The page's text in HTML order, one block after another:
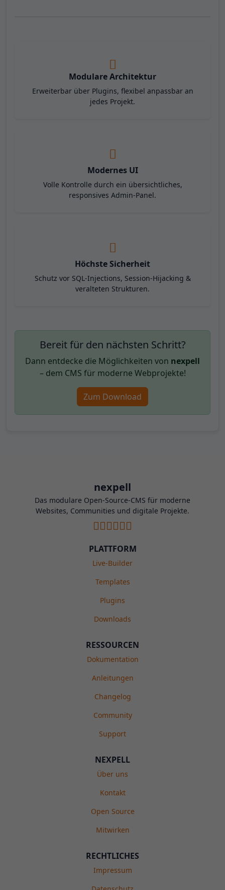
Modulare Architektur
Erweiterbar über Plugins, flexibel anpassbar an
jedes Projekt.
Modernes UI
Volle Kontrolle durch ein übersichtliches,
responsives Admin-Panel.
Höchste Sicherheit
Schutz vor SQL-Injections, Session-Hijacking &
veralteten Strukturen.
Bereit für den nächsten Schritt?
Dann entdecke die Möglichkeiten von nexpell
– dem CMS für moderne Webprojekte!
Zum Download
nexpell
Das modulare Open-Source-CMS für moderne
Websites, Communities und digitale Projekte.
PLATTFORM
Live-Builder
Templates
Plugins
Downloads
RESSOURCEN
Dokumentation
Anleitungen
Changelog
Community
Support
NEXPELL
Über uns
Kontakt
Open Source
Mitwirken
RECHTLICHES
Impressum